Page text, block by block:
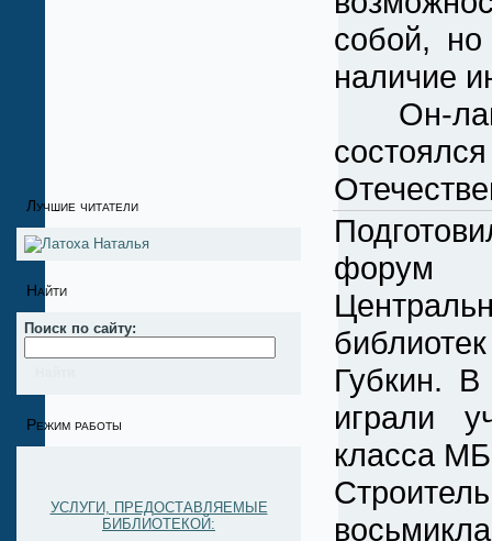
Лучшие читатели
Найти
Поиск по сайту:
Режим работы
УСЛУГИ, ПРЕДОСТАВЛЯЕМЫЕ
БИБЛИОТЕКОЙ:
собой,
наличие
Он-
форум
Губкин.
играли
класса